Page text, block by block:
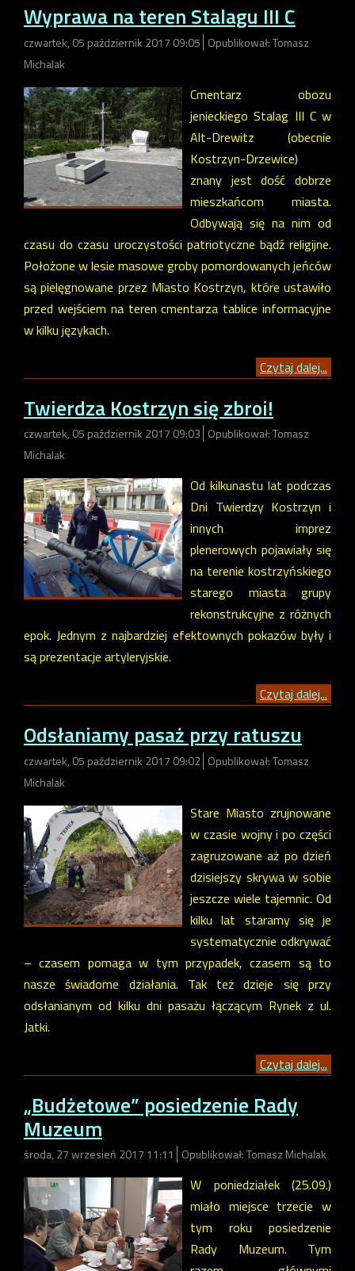
Wyprawa na teren Stalagu III C
czwartek, 05 październik 2017 09:05 Opublikował: Tomasz
Michalak
Cmentarz obozu
jenieckiego Stalag III C w
Alt-Drewitz (obecnie
Kostrzyn-Drzewice)
znany jest dość dobrze
mieszkańcom miasta.
Odbywają się na nim od
czasu do czasu uroczystości patriotyczne bądź religijne.
Położone w lesie masowe groby pomordowanych jeńców
są pielęgnowane przez Miasto Kostrzyn, które ustawiło
przed wejściem na teren cmentarza tablice informacyjne
w kilku językach.
Czytaj dalej...
Twierdza Kostrzyn się zbroi!
czwartek, 05 październik 2017 09:03 Opublikował: Tomasz
Michalak
Od kilkunastu lat podczas
Dni Twierdzy Kostrzyn i
innych imprez
plenerowych pojawiały się
na terenie kostrzyńskiego
starego miasta grupy
rekonstrukcyjne z różnych
epok. Jednym z najbardziej efektownych pokazów były i
są prezentacje artyleryjskie.
Czytaj dalej...
Odsłaniamy pasaż przy ratuszu
czwartek, 05 październik 2017 09:02 Opublikował: Tomasz
Michalak
Stare Miasto zrujnowane
w czasie wojny i po części
zagruzowane aż po dzień
dzisiejszy skrywa w sobie
jeszcze wiele tajemnic. Od
kilku lat staramy się je
systematycznie odkrywać
– czasem pomaga w tym przypadek, czasem są to
nasze świadome działania. Tak też dzieje się przy
odsłanianym od kilku dni pasażu łączącym Rynek z ul.
Jatki.
Czytaj dalej...
„Budżetowe” posiedzenie Rady
Muzeum
środa, 27 wrzesień 2017 11:11 Opublikował: Tomasz Michalak
W poniedziałek (25.09.)
miało miejsce trzecie w
tym roku posiedzenie
Rady Muzeum. Tym